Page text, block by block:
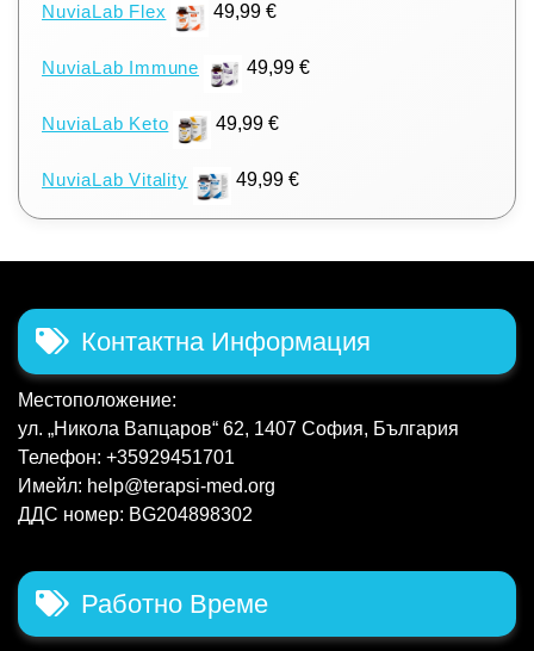
NuviaLab Flex 49,99€
NuviaLab Immune 49,99 €
NuviaLab Keto 49,99€
NuviaLab Vitality 49,99 €
Контактна Информация
Местоположение:
ул. „Никола Вапцаров“ 62, 1407 София, България
Телефон: +35929451701
Имейл: help@terapsi-med.org
ДДС номер: BG204898302
Работно Време